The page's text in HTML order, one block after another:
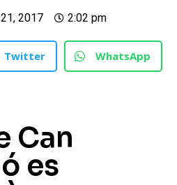
2017 2:02 pm
Twitter WhatsApp
Can
es